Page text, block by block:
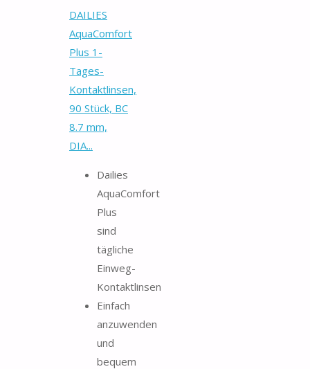
DAILIES
AquaComfort
Plus 1-
Tages-
Kontaktlinsen,
90 Stück, BC
8.7 mm,
DIA...
Dailies
AquaComfort
Plus
sind
tägliche
Einweg-
Kontaktlinsen
Einfach
anzuwenden
und
bequem